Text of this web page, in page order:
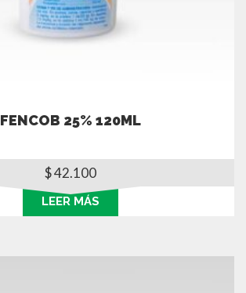
FENCOB 25% 120ML
$42.100
LEER MÁS